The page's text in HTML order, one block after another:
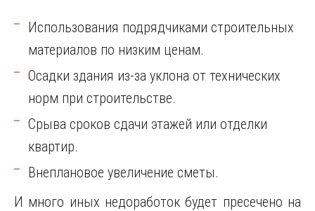
Использования подрядчиками строительных
материалов по низким ценам.
Осадки здания из-за уклона от технических
норм при строительстве.
Срыва сроков сдачи этажей или отделки
квартир.
Внеплановое увеличение сметы.
И много иных недоработок будет пресечено на